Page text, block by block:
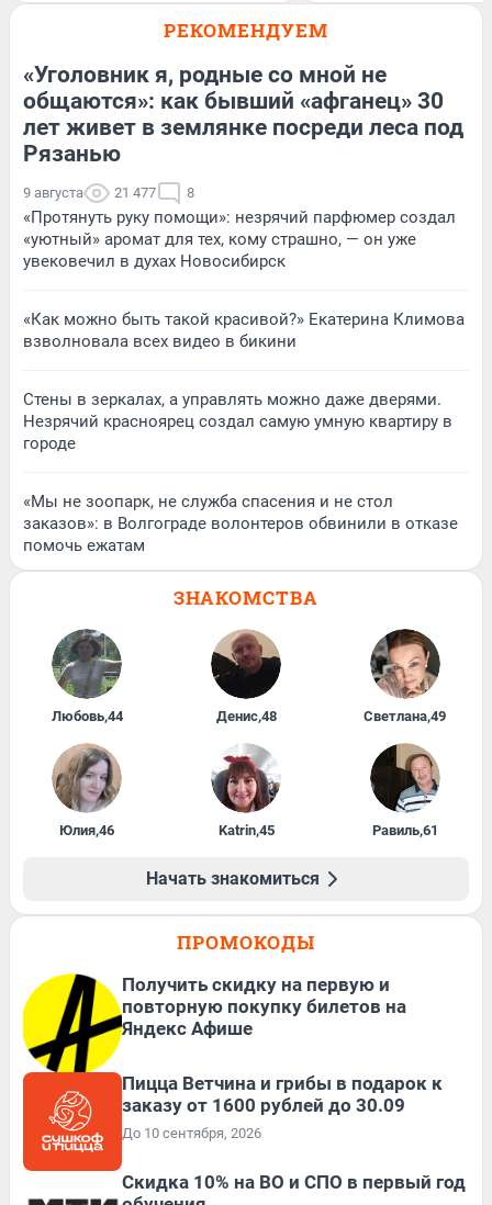
РЕКОМЕНДУЕМ
«Уголовник я, родные со мной не
общаются»: как бывший «афганец» 30
лет живет в землянке посреди леса под
Рязанью
9 августа 21 477 8
«Протянуть руку помощи»: незрячий парфюмер создал
«уютный» аромат для тех, кому страшно, — он уже
увековечил в духах Новосибирск
«Как можно быть такой красивой?» Екатерина Климова
взволновала всех видео в бикини
Стены в зеркалах, а управлять можно даже дверями.
Незрячий красноярец создал самую умную квартиру в
городе
«Мы не зоопарк, не служба спасения и не стол
заказов»: в Волгограде волонтеров обвинили в отказе
помочь ежатам
ЗНАКОМСТВА
Любовь,44 Денис,48 Светлана,49
Юлия,46 Katrin,45 Равиль,61
Начать знакомиться
ПРОМОКОДЫ
Получить скидку на первую и
повторную покупку билетов на
Яндекс Афише
Пицца Ветчина и грибы в подарок к
заказу от 1600 рублей до 30.09
До 10 сентября, 2026
Скидка 10% на ВО и СПО в первый год